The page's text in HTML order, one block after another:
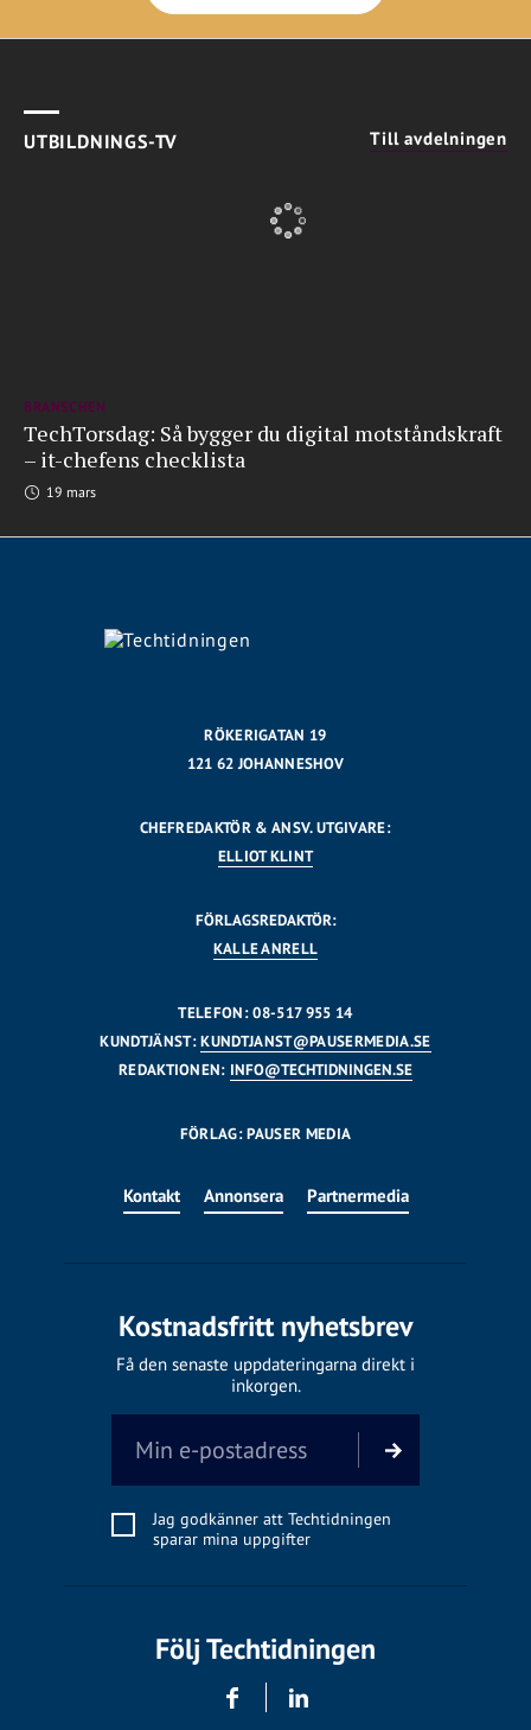
UTBILDNINGS-TV Till avdelningen
BRANSCHEN
TechTorsdag: Så bygger du digital motståndskraft
– it-chefens checklista
19 mars
RÖKERIGATAN 19
121 62 JOHANNESHOV
CHEFREDAKTÖR & ANSV. UTGIVARE:
ELLIOT KLINT
FÖRLAGSREDAKTÖR:
KALLE ANRELL
TELEFON: 08-517 955 14
KUNDTJÄNST:KUNDTJANST@PAUSERMEDIA.SE
REDAKTIONEN: INFO@TECHTIDNINGEN.SE
FÖRLAG: PAUSER MEDIA
Kontakt Annonsera Partnermedia
Kostnadsfritt nyhetsbrev
Få den senaste uppdateringarna direkt i
inkorgen.
Jag godkänner att Techtidningen
sparar mina uppgifter
Följ Techtidningen